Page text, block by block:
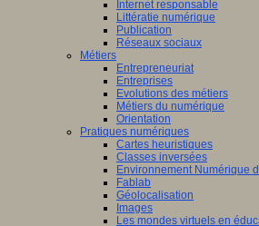
Internet responsable
Littératie numérique
Publication
Réseaux sociaux
Métiers
Entrepreneuriat
Entreprises
Evolutions des métiers
Métiers du numérique
Orientation
Pratiques numériques
Cartes heuristiques
Classes inversées
Environnement Numérique
Fablab
Géolocalisation
Images
Les mondes virtuels en